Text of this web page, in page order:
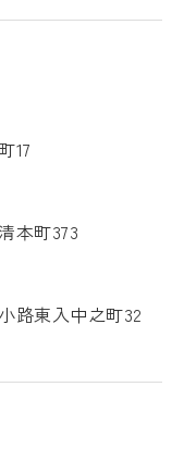
17
本町373
路東入中之町32